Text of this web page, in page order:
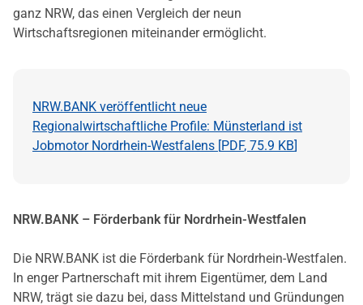
ganz NRW, das einen Vergleich der neun
Wirtschaftsregionen miteinander ermöglicht.
NRW.BANK veröffentlicht neue
Regionalwirtschaftliche Profile: Münsterland ist
Jobmotor Nordrhein-Westfalens [PDF, 75.9 KB]
NRW.BANK – Förderbank für Nordrhein-Westfalen
Die NRW.BANK ist die Förderbank für Nordrhein-Westfalen.
In enger Partnerschaft mit ihrem Eigentümer, dem Land
NRW, trägt sie dazu bei, dass Mittelstand und Gründungen